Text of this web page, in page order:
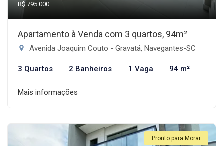
R$ 795.000
Apartamento à Venda com 3 quartos, 94m²
Avenida Joaquim Couto - Gravatá, Navegantes-SC
3 Quartos 2 Banheiros 1 Vaga 94 m²
Mais informações
Pronto para Morar